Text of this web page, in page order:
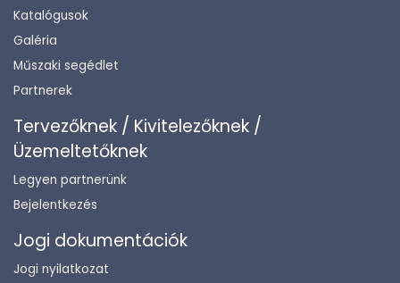
Katalógusok
Galéria
Műszaki segédlet
Partnerek
Tervezőknek / Kivitelezőknek /
Üzemeltetőknek
Legyen partnerünk
Bejelentkezés
Jogi dokumentációk
Jogi nyilatkozat